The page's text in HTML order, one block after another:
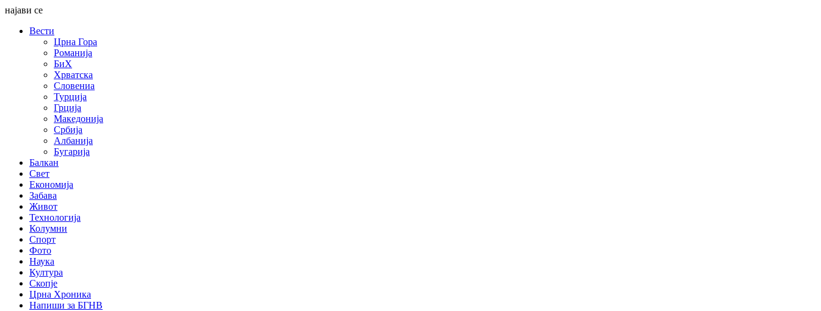
најави се
Вести
Црна Гора
Романија
БиХ
Хрватска
Словениа
Турција
Грција
Македонија
Србија
Албанија
Бугарија
Балкан
Свет
Економија
Забава
Живот
Технологија
Колумни
Спорт
Фото
Наука
Култура
Скопје
Црна Хроника
Напиши за БГНВ